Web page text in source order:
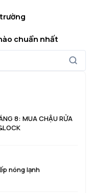
chuẩn nhất
8: MUA CHẬU RỬA
nóng lạnh